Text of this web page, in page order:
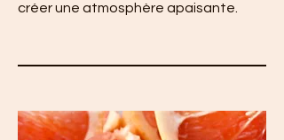
créer une atmosphère apaisante.